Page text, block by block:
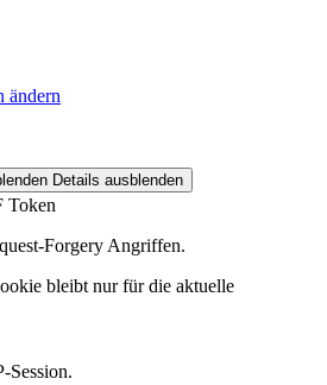
ändern
Details ausblenden
Token
Forgery Angriffen.
bleibt nur für die aktuelle
Session.